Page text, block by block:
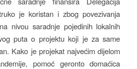
je koristan i zbog povezivanja
nivou saradnje pojedinih lokalnih
puta o projektu koji je za same
Kako je projekat najvećim dijelom
pomoć geronto domaćica